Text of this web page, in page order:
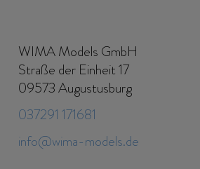
Ich
WIMA Models GmbH
Straße der Einheit 17
09573 Augustusburg
037291 171681
info@wima-models.de